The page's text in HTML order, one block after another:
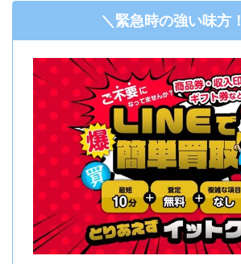
＼緊急時の強い味方